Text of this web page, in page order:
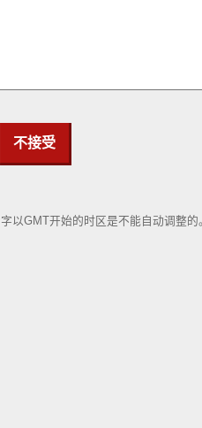
不接受
以GMT开始的时区是不能自动调整